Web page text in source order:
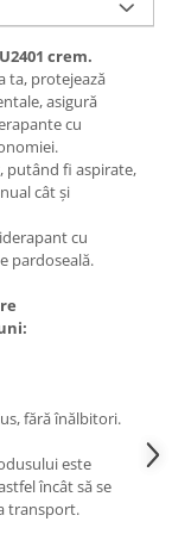
crem.
ta, protejează
asigură
cu
putând fi aspirate,
cât și
cu
pardoseală.
fără înălbitori.
este
încât să se
transport.